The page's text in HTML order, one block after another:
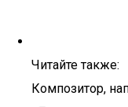
Читайте также:
Композитор,